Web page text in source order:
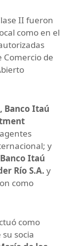
II fueron
como en el
Comercio de
Banco Itaú
y
Itaú
Río S.A. y
como
como
su socia